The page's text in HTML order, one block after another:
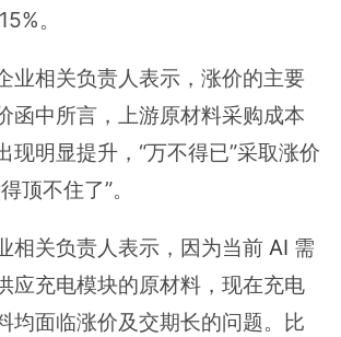
。
业相关负责人表示，涨价的主要
函中所言，上游原材料采购成本
现明显提升，“万不得已”采取涨价
顶不住了”。
相关负责人表示，因为当前AI 需
应充电模块的原材料，现在充电
均面临涨价及交期长的问题。比